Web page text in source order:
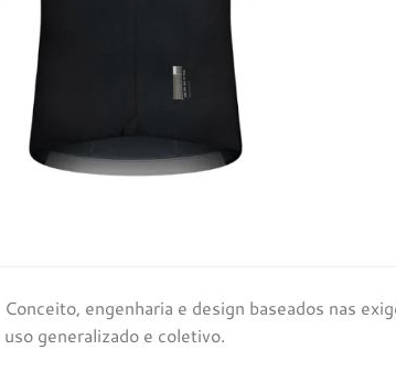
Conceito, engenharia e design baseados nas
uso generalizado e coletivo.